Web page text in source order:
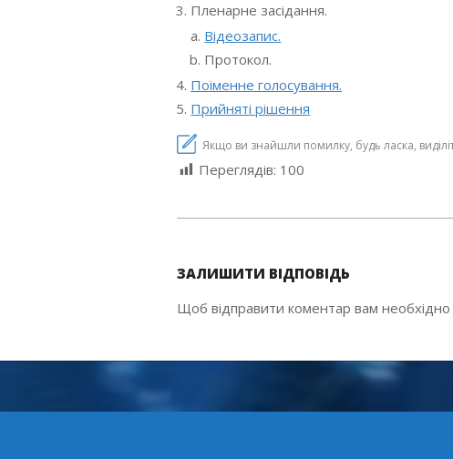
Пленарне засідання.
Відеозапис.
Протокол.
Поіменне голосування.
Прийняті рішення
Якщо ви знайшли помилку, будь ласка,
Переглядів: 100
13
ЗАЛИШИТИ ВІДПОВІДЬ
Щоб відправити коментар вам необхідно